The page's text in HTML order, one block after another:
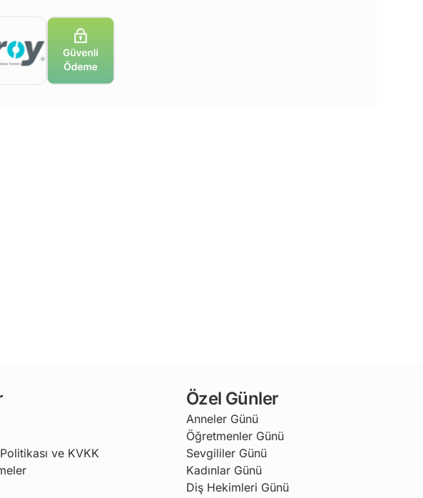
ve KVKK
Özel Günler
Anneler Günü
Öğretmenler Günü
Sevgililer Günü
Kadınlar Günü
Diş Hekimleri Günü